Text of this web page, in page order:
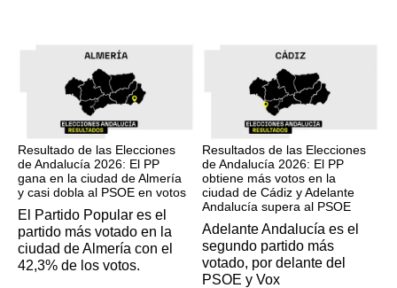
Resultado de las Elecciones
de Andalucía 2026: El PP
gana en la ciudad de Almería
y casi dobla al PSOE en votos
El Partido Popular es el
partido más votado en la
ciudad de Almería con el
42,3% de los votos.
Resultados de las Elecciones
de Andalucía 2026: El PP
obtiene más votos en la
ciudad de Cádiz y Adelante
Andalucía supera al PSOE
Adelante Andalucía es el
segundo partido más
votado, por delante del
PSOE y Vox